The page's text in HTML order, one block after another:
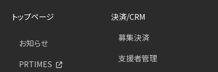
トップページ
お知らせ
PRTIMES
決済/CRM
募集決済
支援者管理